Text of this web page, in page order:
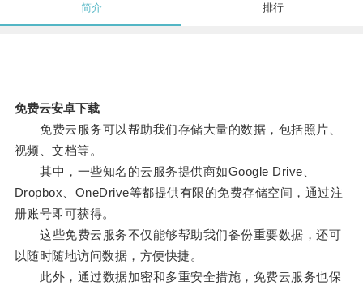
简介 排行
免费云安卓下载
免费云服务可以帮助我们存储大量的数据，包括照片、
视频、文档等。
其中，一些知名的云服务提供商如Google Drive、
Dropbox、OneDrive等都提供有限的免费存储空间，通过注
册账号即可获得。
这些免费云服务不仅能够帮助我们备份重要数据，还可
以随时随地访问数据，方便快捷。
此外，通过数据加密和多重安全措施，免费云服务也保